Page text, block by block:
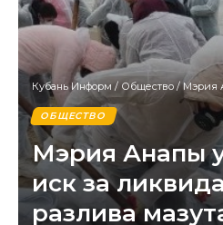
Кубань Информ / Общество/Мэрия Анапы
ОБЩЕСТВО
Мэрия Анапы
иск за
разлива